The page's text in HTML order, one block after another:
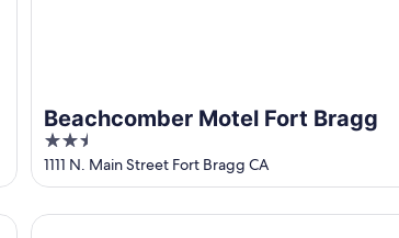
Beachcomber Motel Fort Bragg
2.5
out
of
5
1111 N. Main Street Fort Bragg CA
Oceanside Inn & Suites, a Days Inn by Wyndham